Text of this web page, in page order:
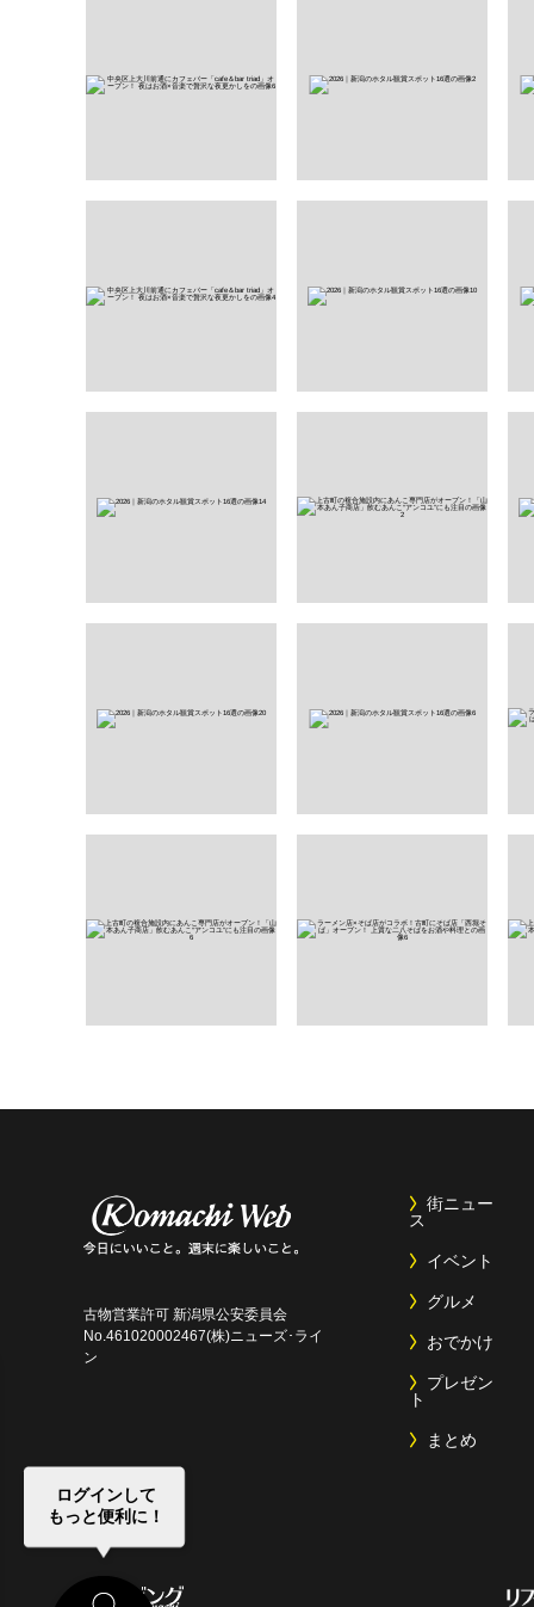
ログインして
もっと便利に！
古物営業許可 新潟県公安委員会
No.461020002467(株)ニューズ･ライ
ン
街ニュー
ス
イベント
グルメ
おでかけ
プレゼン
ト
まとめ